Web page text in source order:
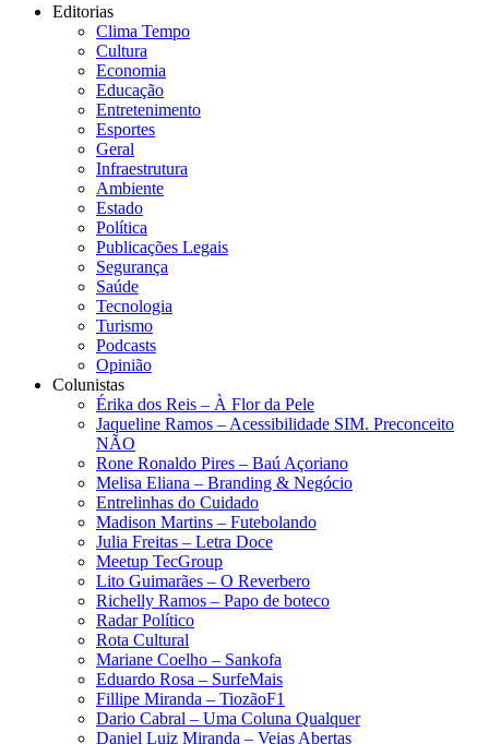
Editorias
Clima Tempo
Cultura
Economia
Educação
Entretenimento
Esportes
Geral
Infraestrutura
Ambiente
Estado
Política
Publicações Legais
Segurança
Saúde
Tecnologia
Turismo
Podcasts
Opinião
Colunistas
Érika dos Reis​ – À Flor da Pele
Jaqueline Ramos – Acessibilidade SIM. Preconceito
NÃO
Rone Ronaldo Pires – Baú Açoriano
Melisa Eliana – Branding & Negócio
Entrelinhas do Cuidado
Madison Martins – Futebolando
Julia Freitas​ – Letra Doce
Meetup TecGroup
Lito Guimarães – O Reverbero
Richelly Ramos​ – Papo de boteco
Radar Político
Rota Cultural
Mariane Coelho – Sankofa
Eduardo Rosa​ – SurfeMais
Fillipe Miranda – TiozãoF1
Dario Cabral – Uma Coluna Qualquer
Daniel Luiz Miranda – Veias Abertas